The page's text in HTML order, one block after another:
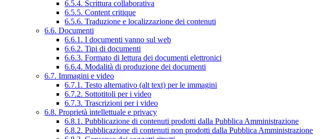
6.5.4. Scrittura collaborativa
6.5.5. Content critique
6.5.6. Traduzione e localizzazione dei contenuti
6.6. Documenti
6.6.1. I documenti vanno sul web
6.6.2. Tipi di documenti
6.6.3. Formato di lettura dei documenti elettronici
6.6.4. Modalità di produzione dei documenti
6.7. Immagini e video
6.7.1. Testo alternativo (alt text) per le immagini
6.7.2. Sottotitoli per i video
6.7.3. Trascrizioni per i video
6.8. Proprietà intellettuale e privacy
6.8.1. Pubblicazione di contenuti prodotti dalla Pubblica Amministrazione
6.8.2. Pubblicazione di contenuti non prodotti dalla Pubblica Amministrazione